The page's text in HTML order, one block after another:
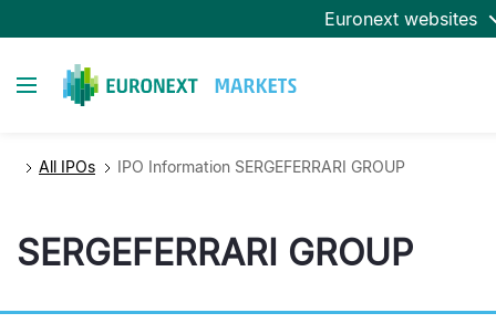
au
principal
Euronext websites
Toggle navigation
All IPOs IPO Information SERGEFERRARI GROUP
SERGEFERRARI GROUP